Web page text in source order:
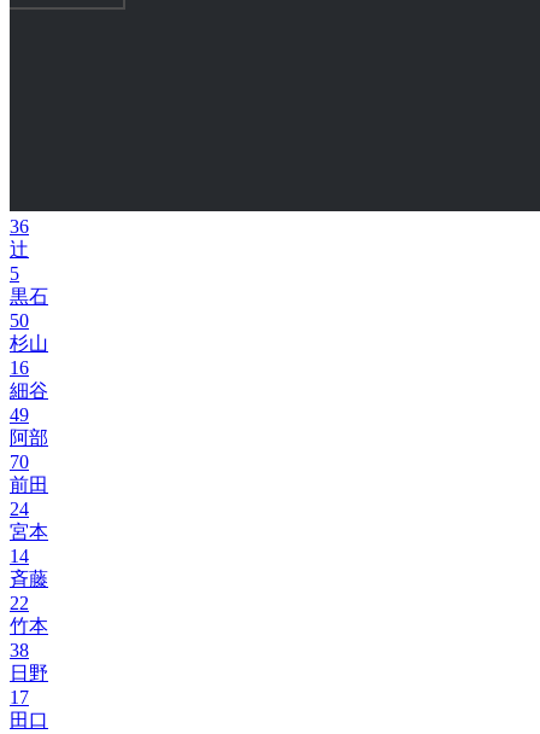
36
辻
5
黒石
50
杉山
16
細谷
49
阿部
70
前田
24
宮本
14
斉藤
22
竹本
38
日野
17
田口